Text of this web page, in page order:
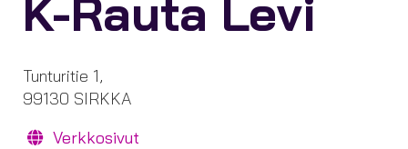
K-Rauta Levi
Tunturitie 1,
99130 SIRKKA
Verkkosivut